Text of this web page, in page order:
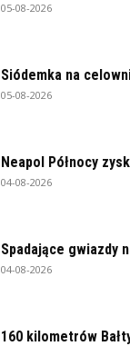
05-08-2026
Siódemka na
05-08-2026
Neapol Północy
04-08-2026
Spadające gwiazdy
04-08-2026
160 kilometrów